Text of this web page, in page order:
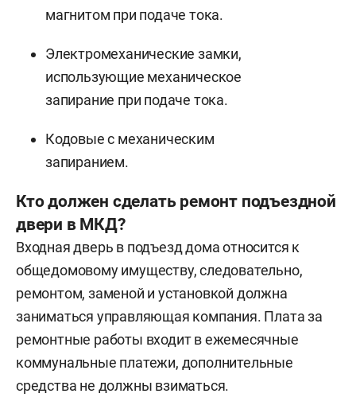
магнитом при подаче тока.
Электромеханические замки,
использующие механическое
запирание при подаче тока.
Кодовые с механическим
запиранием.
Кто должен сделать ремонт подъездной
двери в МКД?
Входная дверь в подъезд дома относится к
общедомовому имуществу, следовательно,
ремонтом, заменой и установкой должна
заниматься управляющая компания. Плата за
ремонтные работы входит в ежемесячные
коммунальные платежи, дополнительные
средства не должны взиматься.